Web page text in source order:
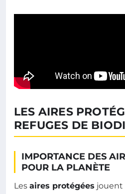
LES AIRES
REFUGES DE
IMPORTANCE DES
POUR LA PLANÈTE
Les aires protégées jouent